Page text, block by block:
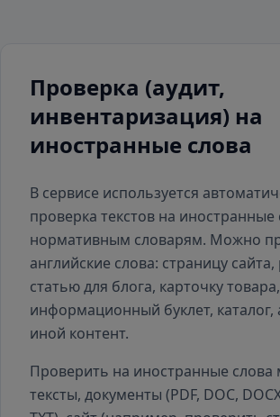
Проверка (аудит,
инвентаризация) на
иностранные слова
В сервисе используется
проверка текстов на иностранные
нормативным словарям. Можно
английские слова: страницу сайта,
статью для блога, карточку товара,
информационный буклет,
иной контент.
Проверить на иностранные
тексты, документы (PDF, DOC,